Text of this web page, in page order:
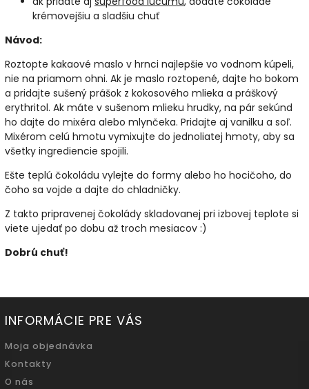
krémovejšiu a sladšiu chuť
Návod:
Roztopte kakaové maslo v hrnci najlepšie vo vodnom kúpeli,
nie na priamom ohni. Ak je maslo roztopené, dajte ho bokom
a pridajte sušený prášok z kokosového mlieka a práškový
erythritol. Ak máte v sušenom mlieku hrudky, na pár sekúnd
ho dajte do mixéra alebo mlynčeka. Pridajte aj vanilku a soľ.
Mixérom celú hmotu vymixujte do jednoliatej hmoty, aby sa
všetky ingrediencie spojili.
Ešte teplú čokoládu vylejte do formy alebo ho hocičoho, do
čoho sa vojde a dajte do chladničky.
Z takto pripravenej čokolády skladovanej pri izbovej teplote si
viete ujedať po dobu až troch mesiacov :)
Dobrú chuť!
INFORMÁCIE PRE VÁS
Moja objednávka
Kontakty
O nás